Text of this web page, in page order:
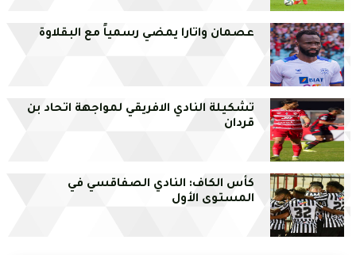
عصمان واتارا يمضي رسمياً مع البقلاوة
تشكيلة النادي الافريقي لمواجهة اتحاد بن
قردان
كأس الكاف: النادي الصفاقسي في
المستوى الأول